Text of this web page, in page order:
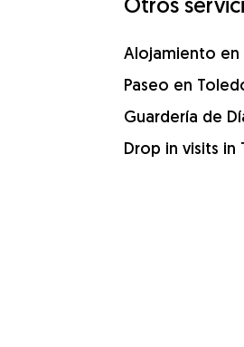
Alojamiento en
Paseo en
Guardería de
Drop in visits in